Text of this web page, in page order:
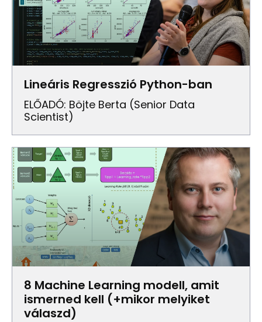
Lineáris Regresszió Python-ban
ELŐADÓ: Böjte Berta (senior Data
Scientist)
8 Machine Learning modell, amit
ismerned kell (+mikor melyiket
válaszd)